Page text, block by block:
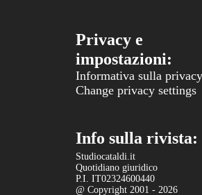
Privacy e
impostazioni:
Informativa sulla privacy
Change privacy settings
Info sulla rivista:
Studiocataldi.it
Quotidiano giuridico
P.I. IT02324600440
@ Copyright 2001 - 2026